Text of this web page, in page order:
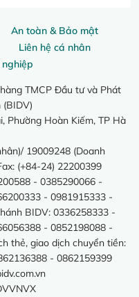
An toàn & Bảo mật
Liên hệ cá nhân
TMCP Đầu tư và Phát
Phường Hoàn Kiếm, TP Hà
19009248 (Doanh
(+84-24) 22200399
- 0385290066 -
- 0981915333 -
BIDV: 0336258333 -
- 0852198088 -
thẻ, giao dịch chuyển tiền:
- 0862159399